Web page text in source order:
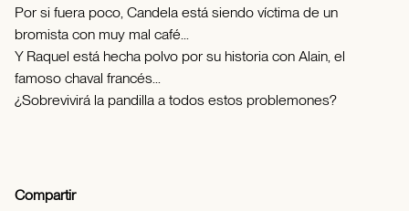
Por si fuera poco, Candela está siendo víctima de un
bromista con muy mal café...
Y Raquel está hecha polvo por su historia con Alain, el
famoso chaval francés...
¿Sobrevivirá la pandilla a todos estos problemones?
Compartir